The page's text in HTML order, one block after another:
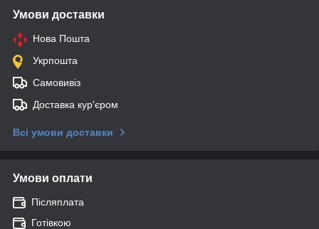
Умови доставки
Нова Пошта
Укрпошта
Самовивіз
Доставка кур'єром
Всі умови доставки
Умови оплати
Післяплата
Готівкою